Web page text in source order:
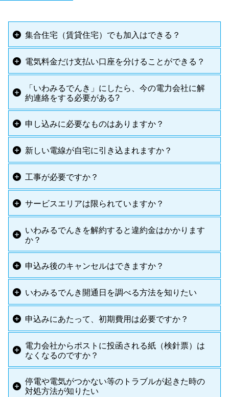
集合住宅（賃貸住宅）でも加入はできる？
電気料金だけ支払い口座を分けることができる？
「いわみるでんき」にしたら、今の電力会社に解
約連絡をする必要がある?
申し込みに必要なものはありますか？
新しい電線が自宅に引き込まれますか？
工事が必要ですか？
サービスエリアは限られていますか？
いわみるでんきを解約すると違約金はかかります
か？
申込み後のキャンセルはできますか？
いわみるでんき開通日を調べる方法を知りたい
申込みにあたって、初期費用は必要ですか？
電力会社からポストに投函される紙（検針票）は
なくなるのですか？
停電や電気がつかない等のトラブルが起きた時の
対処方法が知りたい